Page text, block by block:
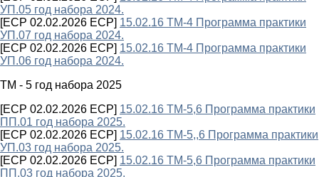
УП.05 год набора 2024.
[ECP 02.02.2026 ECP] 15.02.16 ТМ-4 Программа практики
УП.07 год набора 2024.
[ECP 02.02.2026 ECP] 15.02.16 ТМ-4 Программа практики
УП.06 год набора 2024.
ТМ - 5 год набора 2025
[ECP 02.02.2026 ECP] 15.02.16 ТМ-5,6 Программа практики
ПП.01 год набора 2025.
[ECP 02.02.2026 ECP] 15.02.16 ТМ-5,,6 Программа практики
УП.03 год набора 2025.
[ECP 02.02.2026 ECP] 15.02.16 ТМ-5,6 Программа практики
ПП.03 год набора 2025.